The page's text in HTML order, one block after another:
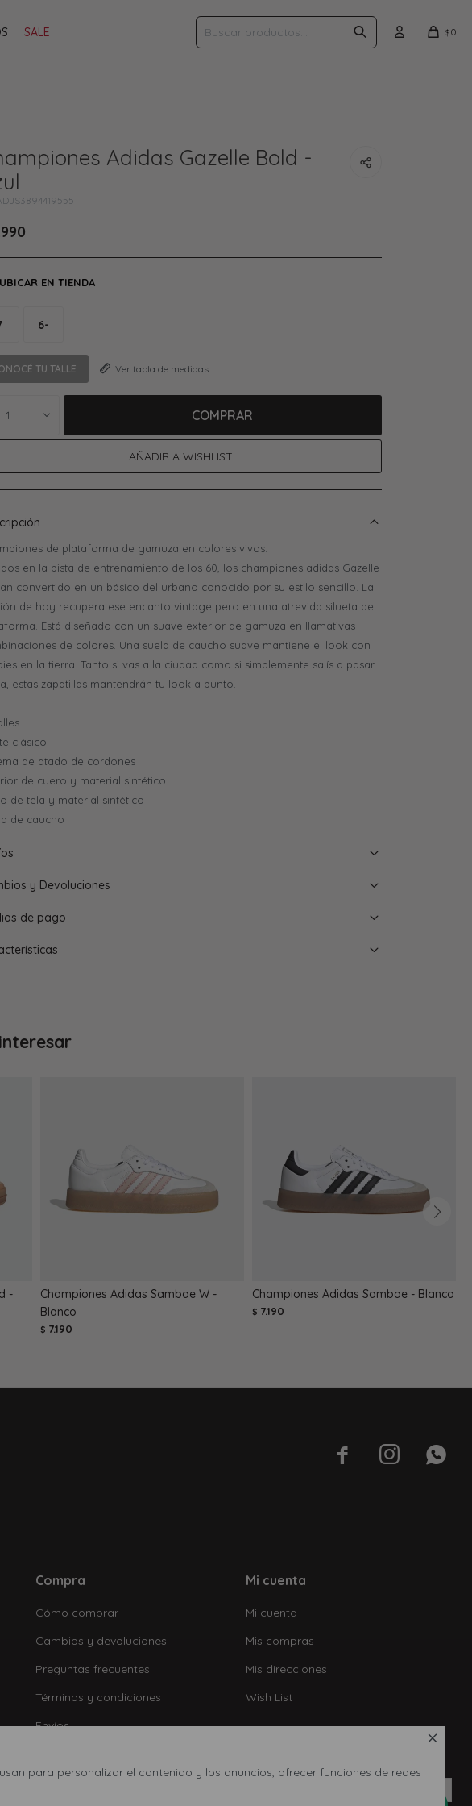

para personalizar el contenido y los anuncios, ofrecer funciones de redes
SALE $0
Adidas Gazelle Bold -
UBICAR EN TIENDA
6-
TU TALLE Ver tabla de medidas
1 COMPRAR
de plataforma de gamuza en colores vivos.
en la pista de entrenamiento de los 60, los championes adidas Gazelle
convertido en un básico del urbano conocido por su estilo sencillo. La
de hoy recupera ese encanto vintage pero en una atrevida silueta de
Está diseñado con un suave exterior de gamuza en llamativas
de colores. Una suela de caucho suave mantiene el look con
en la tierra. Tanto si vas a la ciudad como si simplemente salís a pasar
estas zapatillas mantendrán tu look a punto.
clásico
de atado de cordones
de cuero y material sintético
de tela y material sintético
de caucho
y Devoluciones
de pago
-
Championes Adidas Sambae W -
Blanco
$ 7.190
Championes Adidas Sambae - Blanco
$ 7.190
  
Compra
Cómo comprar
Cambios y devoluciones
Preguntas frecuentes
Términos y condiciones
Envíos
Mi cuenta
Mi cuenta
Mis compras
Mis direcciones
Wish List